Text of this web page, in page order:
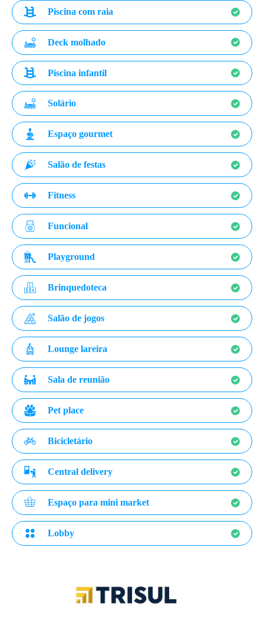
Piscina com raia
Deck molhado
Piscina infantil
Solário
Espaço gourmet
Salão de festas
Fitness
Funcional
Playground
Brinquedoteca
Salão de jogos
Lounge lareira
Sala de reunião
Pet place
Bicicletário
Central delivery
Espaço para mini market
Lobby